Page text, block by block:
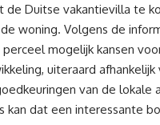
de Duitse vakantievilla te
woning. Volgens de
mogelijk kansen
uiteraard afhankelijk
van de lokale
kan dat een interessante